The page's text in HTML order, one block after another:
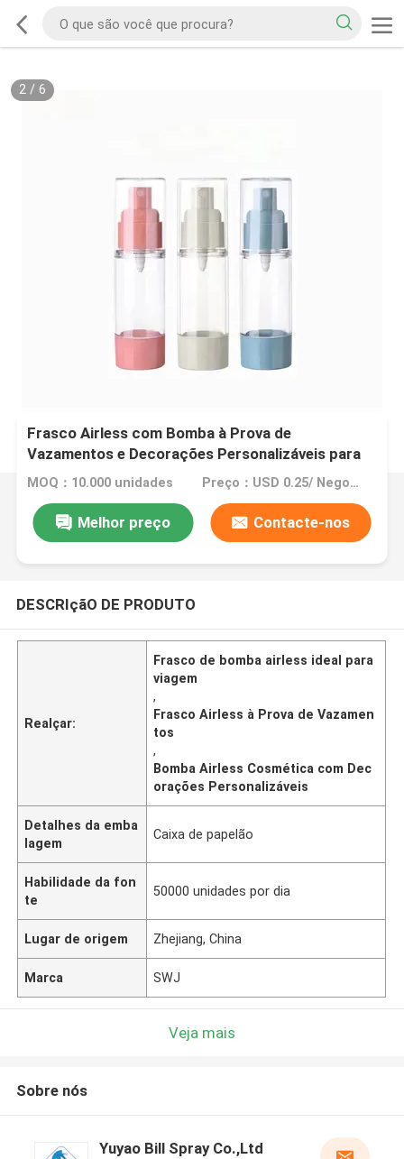
2/ 6
Frasco Airless com Bomba à Prova de
Vazamentos e Decorações Personalizáveis para
Embalagens Cosméticas
MOQ：10.000 unidades Preço：USD 0.25/ Negotiable
Melhor preço Contacte-nos
DESCRIçãO DE PRODUTO
Realçar:
Frasco de bomba airless ideal para
viagem
,
Frasco Airless à Prova de Vazamen
tos
,
Bomba Airless Cosmética com Dec
orações Personalizáveis
Detalhes da emba
lagem
Caixa de papelão
Habilidade da fon
te
50000 unidades por dia
Lugar de origem Zhejiang, China
Marca SWJ
Veja mais
Sobre nós
Yuyao Bill Spray Co.,Ltd